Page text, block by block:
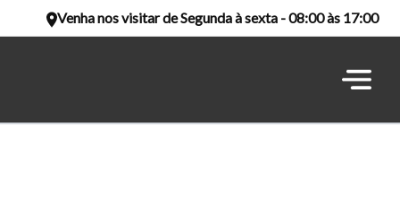
Venha nos visitar de Segunda à sexta - 08:00 às 17:00